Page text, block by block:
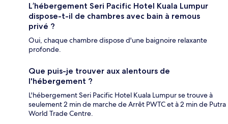
L’hébergement Seri Pacific Hotel Kuala Lumpur
dispose-t-il de chambres avec bain à remous
privé ?
Oui, chaque chambre dispose d'une baignoire relaxante
profonde.
Que puis-je trouver aux alentours de
l'hébergement ?
L'hébergement Seri Pacific Hotel Kuala Lumpur se trouve à
seulement 2 min de marche de Arrêt PWTC et à 2 min de Putra
World Trade Centre.